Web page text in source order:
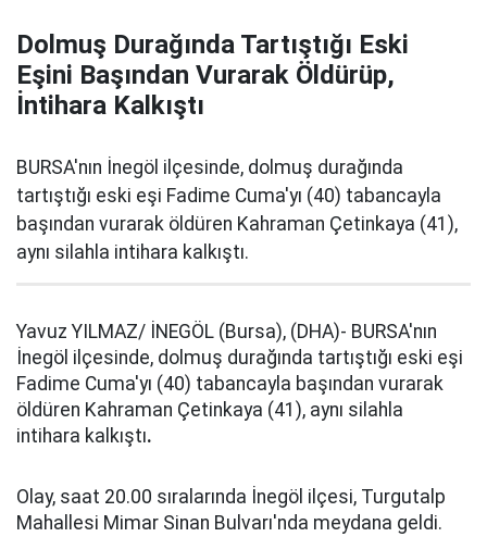
Dolmuş Durağında Tartıştığı Eski
Eşini Başından Vurarak Öldürüp,
İntihara Kalkıştı
BURSA'nın İnegöl ilçesinde, dolmuş durağında
tartıştığı eski eşi Fadime Cuma'yı (40) tabancayla
başından vurarak öldüren Kahraman Çetinkaya (41),
aynı silahla intihara kalkıştı.
Yavuz YILMAZ/ İNEGÖL (Bursa), (DHA)- BURSA'nın
İnegöl ilçesinde, dolmuş durağında tartıştığı eski eşi
Fadime Cuma'yı (40) tabancayla başından vurarak
öldüren Kahraman Çetinkaya (41), aynı silahla
intihara kalkıştı.
Olay, saat 20.00 sıralarında İnegöl ilçesi, Turgutalp
Mahallesi Mimar Sinan Bulvarı'nda meydana geldi.